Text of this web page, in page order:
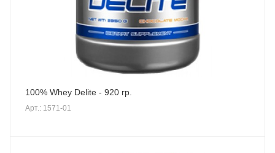
100% Whey Delite - 920 гр.
Арт.: 1571-01